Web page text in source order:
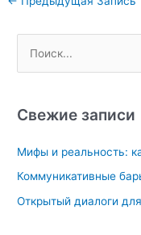
записям
с
:
Свежие записи
Мифы и реальность:
Коммуникативные
Открытый диалоги